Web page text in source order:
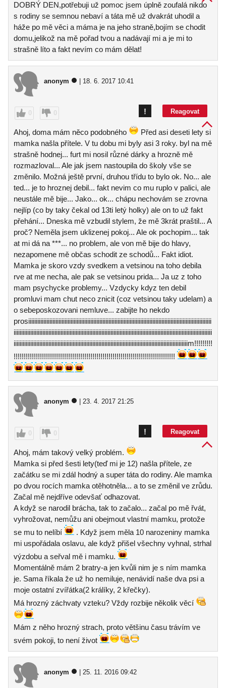
DOBRÝ DEN,potřebuji už pomoc jsem úplně zoufalá nikdo
s rodiny se semnou nebaví a táta mě už dvakrát uhodil a
háže po mě věci a máma je na jeho straně,bojím se chodit
domu,jelikož na mě pořad tvou a nadávají mi a je mi to
strašně líto a fakt nevím co mám dělat!
anonym | 18. 6. 2017 10:41
0 0 Reagovat
!
Ahoj, doma mám něco podobného
Před asi deseti lety si
mamka našla přítele. V tu dobu mi byly asi 3 roky. byl na mě
strašně hodnej... furt mi nosil různé dárky a hrozně mě
rozmazloval... Ale jak jsem nastoupila do školy vše se
změnilo. Možná ještě první, druhou třídu to bylo ok. No... ale
ted... je to hroznej debil... fakt nevim co mu ruplo v palici, ale
neustále mě bije... Jako... ok... chápu nechovám se zrovna
nejlíp (co by taky čekal od 13ti letý holky) ale on to už fakt
přehání... Dneska mě vzbudil stylem, že mě 3krát praštil... A
proč? Neměla jsem uklizenej pokoj... Ale ok pochopim... tak
at mi dá na ***... no problem, ale von mě bije do hlavy,
nezapomene mě občas schodit ze schodů... Fakt idiot.
Mamka je skoro vzdy svedkem a vetsinou na toho debila
rve at me necha, ale pak se vetsinou prida... Ja uz z toho
mam psychycke problemy... Vzdycky kdyz ten debil
promluvi mam chut neco znicit (coz vetsinou taky udelam) a
o sebeposkozovani nemluve... zabijte ho nekdo
prosiiiiiiiiiiiiiiiiiiiiiiiiiiiiiiiiiiiiiiiiiiiiiiiiiiiiiiiiiiiiiiiiiiiiiiiiiiiiiiiiiiiiiiiiiiiiiiiiiiiiiiiiiiiiiiiiiiiiiiiii
iiiiiiiiiiiiiiiiiiiiiiiiiiiiiiiiiiiiiiiiiiiiiiiiiiiiiiiiiiiiiiiiiiiiiiiiiiiiiiiiiiiiiiiiiiiiiiiiiiiiiiiiiiiiiiiiiiiiiiiiiiiiiiiiiii
iiiiiiiiiiiiiiiiiiiiiiiiiiiiiiiiiiiiiiiiiiiiiiiiiiiiiiiiiiiiiiiiiiiiiiiiiiiiiiiiiiiiiiiiiiiiiiiiiiiiiiiiiiiiiiiiiiim!!!!!!!!!
!!!!!!!!!!!!!!!!!!!!!!!!!!!!!!!!!!!!!!!!!!!!!!!!!!!!!!!!!!!!!!!!!!!!!!!!!!!!!!!!
anonym | 23. 4. 2017 21:25
0 0 Reagovat
!
Ahoj, mám takový velký problém.
Mamka si před šesti lety(teď mi je 12) našla přítele, ze
začátku se mi zdál hodný a super táta do rodiny. Ale mamka
po dvou rocích mamka otěhotněla... a to se změnil ve zrůdu.
Začal mě nejdříve odevšať odhazovat.
A když se narodil brácha, tak to začalo... začal po mě řvát,
vyhrožovat, nemůžu ani obejmout vlastní mamku, protože
se mu to nelíbí
. Když jsem měla 10 narozeniny mamka
mi uspořádala oslavu, ale když přišel všechny vyhnal, strhal
výzdobu a seřval mě i mamku.
Momentálně mám 2 bratry-a jen kvůli nim je s ním mamka
je. Sama říkala že už ho nemiluje, nenávidí naše dva psi a
moje ostatní zvířátka(2 králíky, 2 křečky).
Má hrozný záchvaty vzteku? Vždy rozbije několik věcí
Mám z něho hrozný strach, proto většinu času trávím ve
svém pokoji, to není život
anonym | 25. 11. 2016 09:42